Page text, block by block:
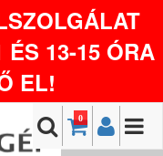
ÉS 13-15 ÓRA
EL!
0